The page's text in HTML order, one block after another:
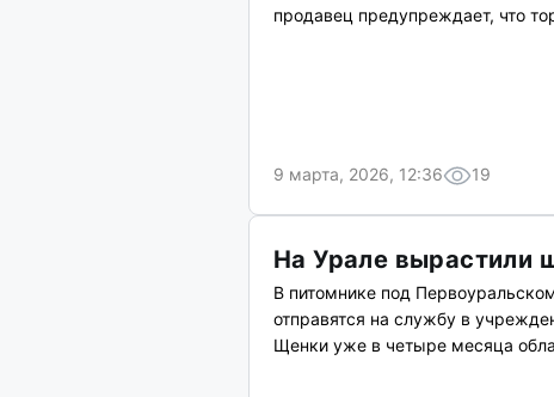
продавец предупреждает, что
9 марта, 2026, 12:36 19
На Урале вырастили
В питомнике под
отправятся на службу в
Щенки уже в четыре месяца